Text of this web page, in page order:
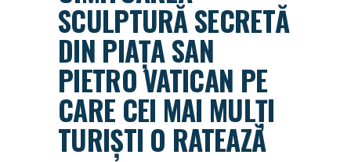
SCULPTURĂ SECRETĂ
DIN PIAȚA SAN
PIETRO VATICAN PE
CARE CEI MAI MULȚI
TURIȘTI O RATEAZĂ